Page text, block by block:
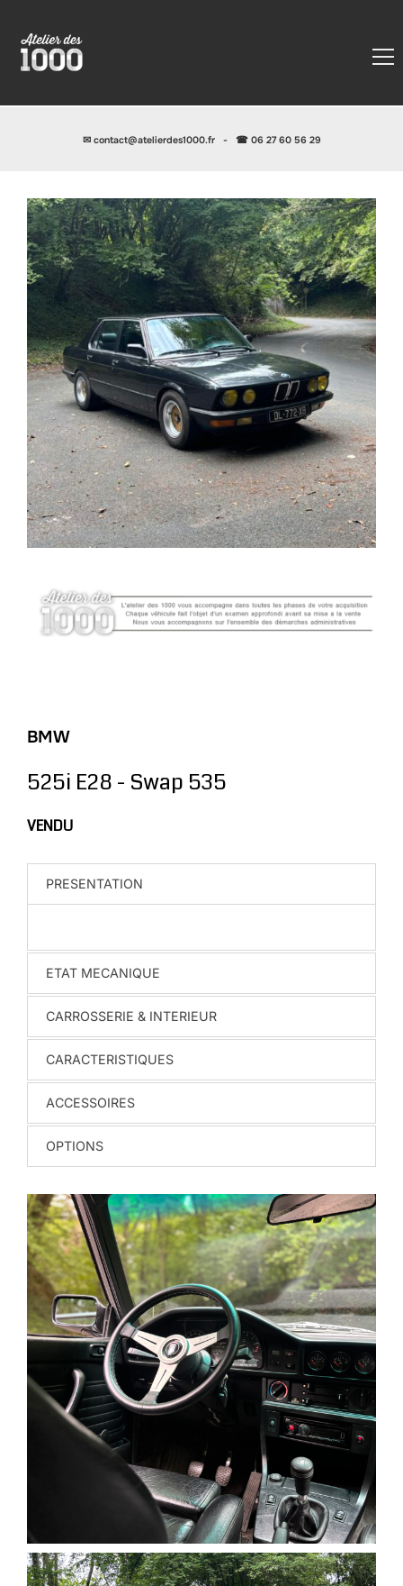
✉ contact@atelierdes1000.fr- ☎ 06 27 60 56 29
BMW
525i E28 - Swap 535
VENDU
PRESENTATION
ETAT MECANIQUE
CARROSSERIE & INTERIEUR
CARACTERISTIQUES
ACCESSOIRES
OPTIONS